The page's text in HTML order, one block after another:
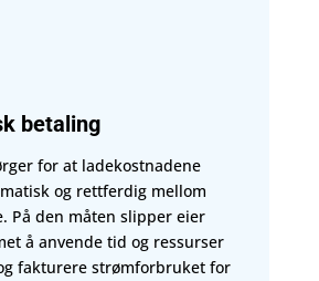
betaling
for at ladekostnadene
og rettferdig mellom
På den måten slipper eier
å anvende tid og ressurser
fakturere strømforbruket for